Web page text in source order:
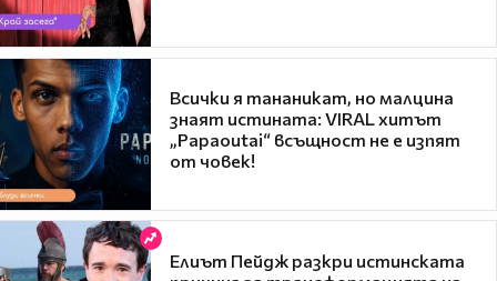
Всички я тананикат, но малцина
знаят истината: VIRAL хитът
„Papaoutai“ всъщност не е изпят
от човек!
Елиът Пейдж разкри истинската